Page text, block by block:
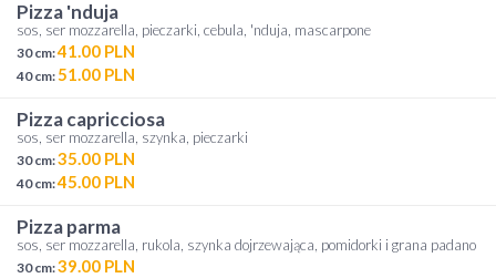
pizza 'nduja
sos, ser mozzarella, pieczarki, cebula, 'nduja, mascarpone
30 cm:41.00 PLN
40 cm:51.00 PLN
pizza capricciosa
sos, ser mozzarella, szynka, pieczarki
30 cm:35.00 PLN
40 cm:45.00 PLN
pizza parma
sos, ser mozzarella, rukola, szynka dojrzewająca, pomidorki i grana padano
30 cm:39.00 PLN